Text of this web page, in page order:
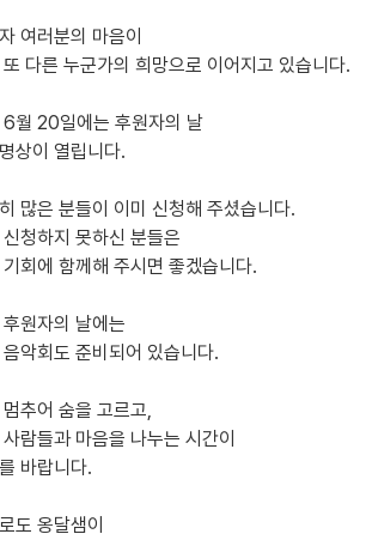
여러분의 마음이
또 다른 누군가의 희망으로 이어지고 있습니다.
6월 20일에는 후원자의 날
상이 열립니다.
많은 분들이 이미 신청해 주셨습니다.
청하지 못하신 분들은
기회에 함께해 주시면 좋겠습니다.
원자의 날에는
악회도 준비되어 있습니다.
추어 숨을 고르고,
람들과 마음을 나누는 시간이
바랍니다.
도 옹달샘이